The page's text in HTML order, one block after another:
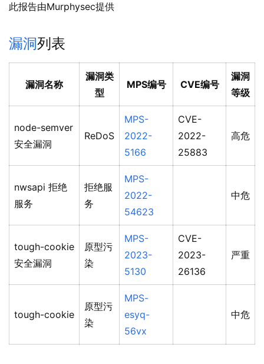
此报告由Murphysec提供
漏洞列表
漏洞名称
漏洞类
型
MPS编号 CVE编号
漏洞
等级
node-semver
安全漏洞
ReDoS
MPS-
2022-
5166
CVE-
2022-
25883
高危
nwsapi 拒绝
服务
拒绝服
务
MPS-
2022-
54623
中危
tough-cookie
安全漏洞
原型污
染
MPS-
2023-
5130
CVE-
2023-
26136
严重
tough-cookie
原型污
染
MPS-
esyq-
56vx
中危